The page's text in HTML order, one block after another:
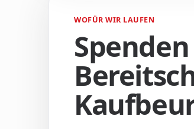
WOFÜR WIR LAUFEN